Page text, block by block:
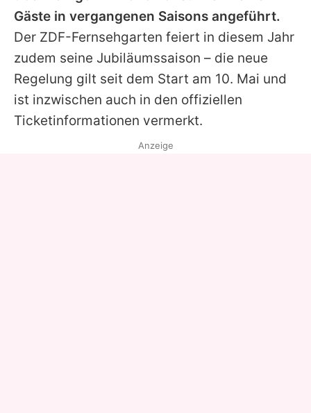
Gäste in vergangenen Saisons angeführt.
Der ZDF-Fernsehgarten feiert in diesem Jahr
zudem seine Jubiläumssaison – die neue
Regelung gilt seit dem Start am 10. Mai und
ist inzwischen auch in den offiziellen
Ticketinformationen vermerkt.
Anzeige